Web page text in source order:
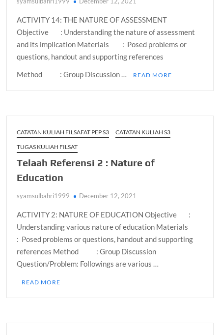
ACTIVITY 14: THE NATURE OF ASSESSMENT
Objective : Understanding the nature of assessment
and its implication Materials : Posed problems or
questions, handout and supporting references
Method : Group Discussion …
READ MORE
CATATAN KULIAH FILSAFAT PEP S3
CATATAN KULIAH S3
TUGAS KULIAH FILSAT
Telaah Referensi 2 : Nature of
Education
syamsulbahri1999 December 12, 2021
ACTIVITY 2: NATURE OF EDUCATION Objective :
Understanding various nature of education Materials
: Posed problems or questions, handout and supporting
references Method : Group Discussion
Question/Problem: Followings are various …
READ MORE